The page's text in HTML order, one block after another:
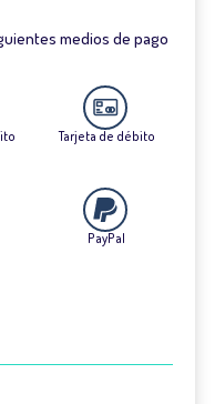
medios de pago
Tarjeta de débito
PayPal